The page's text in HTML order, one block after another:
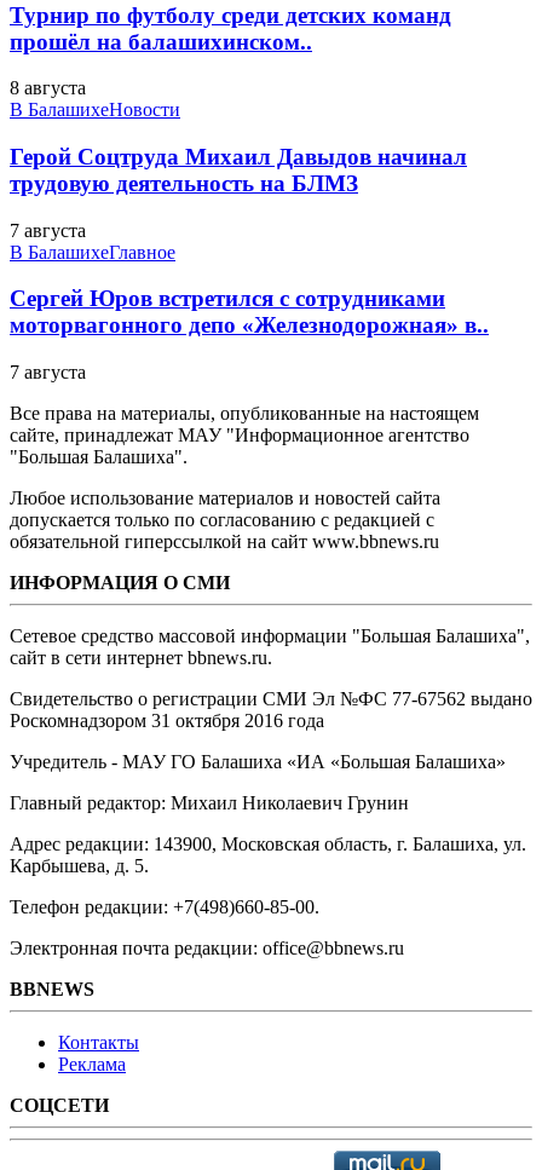
Турнир по футболу среди детских команд
прошёл на балашихинском..
8 августа
В БалашихеНовости
Герой Соцтруда Михаил Давыдов начинал
трудовую деятельность на БЛМЗ
7 августа
В БалашихеГлавное
Сергей Юров встретился с сотрудниками
моторвагонного депо «Железнодорожная» в..
7 августа
Все права на материалы, опубликованные на настоящем
сайте, принадлежат МАУ "Информационное агентство
"Большая Балашиха".
Любое использование материалов и новостей сайта
допускается только по согласованию с редакцией с
обязательной гиперссылкой на сайт www.bbnews.ru
ИНФОРМАЦИЯ О СМИ
Сетевое средство массовой информации "Большая Балашиха",
сайт в сети интернет bbnews.ru.
Свидетельство о регистрации СМИ Эл №ФС ‎77-67562 выдано
Роскомнадзором 31 октября 2016 года
Учредитель - МАУ ГО Балашиха «ИА «Большая Балашиха»
Главный редактор: Михаил Николаевич Грунин
Адрес редакции: 143900, Московская область, г. Балашиха, ул.
Карбышева, д. 5.
Телефон редакции: +7(498)660-85-00.
Электронная почта редакции: office@bbnews.ru
BBNEWS
Контакты
Реклама
СОЦСЕТИ